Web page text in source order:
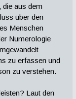
die aus dem
über den
Menschen
Numerologie
zu erfassen und
zu verstehen.
Laut den